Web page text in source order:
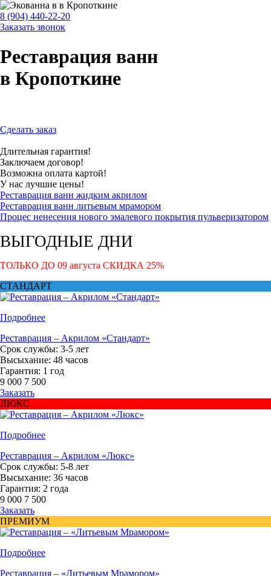
8 (904) 440-22-20
Заказать звонок
Реставрация ванн
в Кропоткине
Сделать заказ
Длительная гарантия!
Заключаем договор!
Возможна оплата картой!
У нас лучшие цены!
Реставрация ванн жидким акрилом
Реставрация ванн литьевым мрамором
Процес ненесения нового эмалевого покрытия пульверизатором
ВЫГОДНЫЕ ДНИ
ТОЛЬКО ДО 09 августа СКИДКА 25%
СТАНДАРТ
Подробнее
Реставрация – Акрилом «Стандарт»
Срок службы: 3-5 лет
Высыхание: 48 часов
Гарантия: 1 год
9 000 7 500
Заказать
ЛЮКС
Подробнее
Реставрация – Акрилом «Люкс»
Срок службы: 5-8 лет
Высыхание: 36 часов
Гарантия: 2 года
9 000 7 500
Заказать
ПРЕМИУМ
Подробнее
Реставрация – «Литьевым Мрамором»